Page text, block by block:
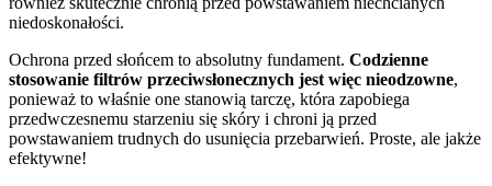
niedoskonałości.
Ochrona przed słońcem to absolutny fundament. Codzienne
stosowanie filtrów przeciwsłonecznych jest więc nieodzowne,
ponieważ to właśnie one stanowią tarczę, która zapobiega
przedwczesnemu starzeniu się skóry i chroni ją przed
powstawaniem trudnych do usunięcia przebarwień. Proste, ale jakże
efektywne!